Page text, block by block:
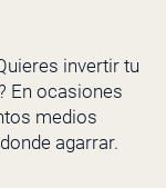
invertir tu
En ocasiones
medios
agarrar.